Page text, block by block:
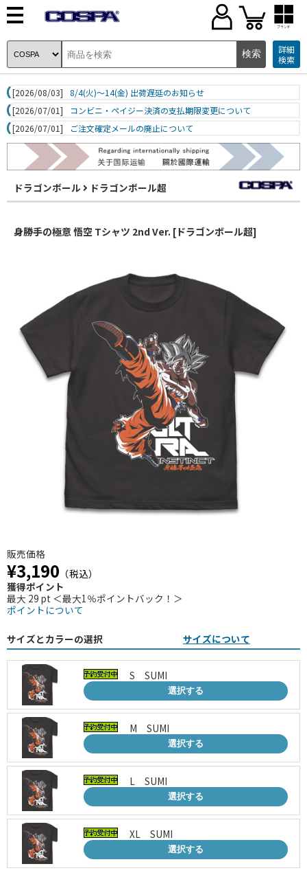
ブランド
詳細
検索
[2026/08/03]
8/4(火)～14(金) 出荷遅延のお知らせ
[2026/07/01]
コンビニ・ペイジー決済の支払期限変更について
[2026/07/01]
ご注文確定メールの廃止について
ドラゴンボール ドラゴンボール超
身勝手の極意 悟空 Tシャツ 2nd Ver. [ドラゴンボール超]
販売価格
¥3,190 （税込）
獲得ポイント
最大 29 pt ＜最大1％ポイントバック！＞
ポイントについて
サイズとカラーの選択 サイズについて
S SUMI
選択する
M SUMI
選択する
L SUMI
選択する
XL SUMI
選択する